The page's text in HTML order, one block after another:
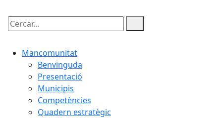
Cercar:
Mancomunitat
Benvinguda
Presentació
Municipis
Competències
Quadern estratègic